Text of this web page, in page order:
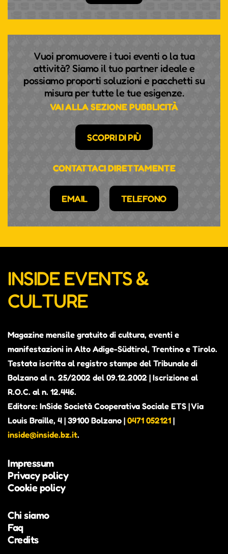
Vuoi promuovere i tuoi eventi o la tua
attività? Siamo il tuo partner ideale e
possiamo proporti soluzioni e pacchetti su
misura per tutte le tue esigenze.
VAI ALLA SEZIONE PUBBLICITÀ
SCOPRI DI PIÙ
CONTATTACI DIRETTAMENTE
EMAIL TELEFONO
INSIDE EVENTS &
CULTURE
Magazine mensile gratuito di cultura, eventi e
manifestazioni in Alto Adige-Südtirol, Trentino e Tirolo.
Testata iscritta al registro stampe del Tribunale di
Bolzano al n. 25/2002 del 09.12.2002 | Iscrizione al
R.O.C. al n. 12.446.
Editore: InSide Società Cooperativa Sociale ETS | Via
Louis Braille, 4 | 39100 Bolzano | 0471 052121 |
inside@inside.bz.it.
Impressum
Privacy policy
Cookie policy
Chi siamo
Faq
Credits